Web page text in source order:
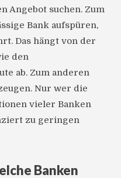
Angebot suchen. Zum
Bank aufspüren,
Das hängt von der
den
ab. Zum anderen
Nur wer die
vieler Banken
zu geringen
Banken